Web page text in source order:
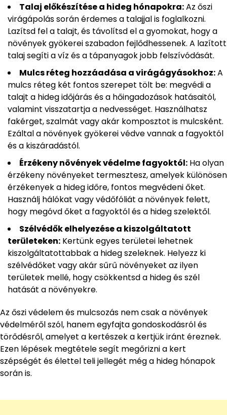
Talaj előkészítése a hideg hónapokra:Az őszi
virágápolás során érdemes a talajjal is foglalkozni.
Lazítsd fel a talajt, és távolítsd el a gyomokat, hogy a
növények gyökerei szabadon fejlődhessenek. A lazított
talaj segíti a víz és a tápanyagok jobb felszívódását.
Mulcs réteg hozzáadása a virágágyásokhoz:A
mulcs réteg két fontos szerepet tölt be: megvédi a
talajt a hideg időjárás és a hőingadozások hatásaitól,
valamint visszatartja a nedvességet. Használhatsz
fakérget, szalmát vagy akár komposztot is mulcsként.
Ezáltal a növények gyökerei védve vannak a fagyoktól
és a kiszáradástól.
Érzékeny növények védelme fagyoktól: Ha olyan
érzékeny növényeket termesztesz, amelyek különösen
érzékenyek a hideg időre, fontos megvédeni őket.
Használj hálókat vagy védőfóliát a növények felett,
hogy megóvd őket a fagyoktól és a hideg szelektől.
Szélvédők elhelyezése a kiszolgáltatott
területeken: Kertünk egyes területei lehetnek
kiszolgáltatottabbak a hideg szeleknek. Helyezz ki
szélvédőket vagy akár sűrű növényeket az ilyen
területek mellé, hogy csökkentsd a hideg és szél
hatását a növényekre.
Az őszi védelem és mulcsozás nem csak a növények
védelméről szól, hanem egyfajta gondoskodásról és
törődésről, amelyet a kertészek a kertjük iránt éreznek.
Ezen lépések megtétele segít megőrizni a kert
szépségét és élettel teli jellegét még a hideg hónapok
során is.